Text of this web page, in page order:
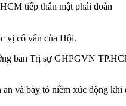
tiếp thân mật phái đoàn
vị cố vấn của Hội.
ban Trị sự GHPGVN
và bày tỏ niềm xúc động